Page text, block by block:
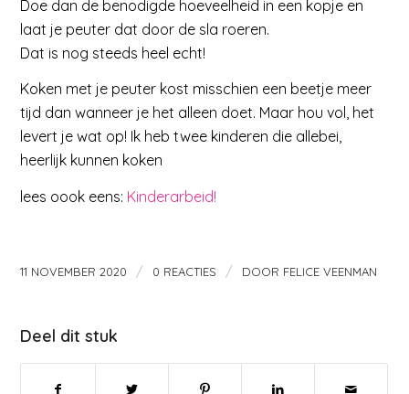
Doe dan de benodigde hoeveelheid in een kopje en
laat je peuter dat door de sla roeren.
Dat is nog steeds heel echt!
Koken met je peuter kost misschien een beetje meer
tijd dan wanneer je het alleen doet. Maar hou vol, het
levert je wat op! Ik heb twee kinderen die allebei,
heerlijk kunnen koken
lees oook eens: Kinderarbeid!
11 NOVEMBER 2020 / 0 REACTIES / DOOR FELICE VEENMAN
Deel dit stuk